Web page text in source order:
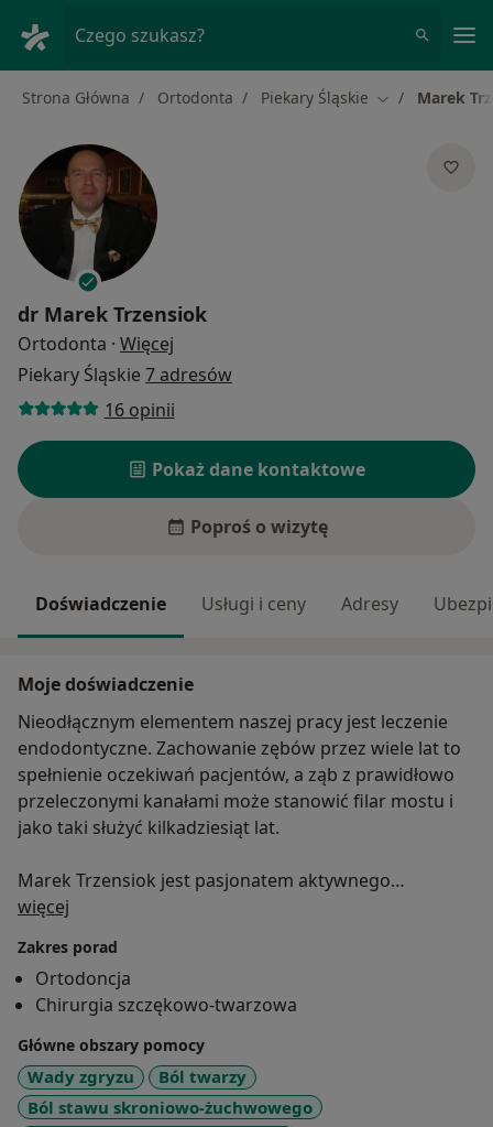
Czego szukasz?
Strona Główna Ortodonta Piekary Śląskie Zmień miasto
Marek
dr Marek Trzensiok
Ortodonta · Więcej
Piekary Śląskie 7 adresów
16 opinii
Pokaż dane kontaktowe
Poproś o wizytę
Doświadczenie Usługi i ceny Adresy
Moje doświadczenie
Nieodłącznym elementem naszej pracy jest leczenie
endodontyczne. Zachowanie zębów przez wiele lat to
spełnienie oczekiwań pacjentów, a ząb z prawidłowo
przeleczonymi kanałami może stanowić filar mostu i
jako taki służyć kilkadziesiąt lat.
Marek Trzensiok jest pasjonatem aktywnego
wypoczynku. W wolnych chwilach jest uczestnikiem
udział w wielu ciekawych przedsięwzięciach.
więcej
Zakres porad
Ortodoncja
Chirurgia szczękowo-twarzowa
Główne obszary pomocy
Wady zgryzu
Ból twarzy
Ból stawu skroniowo-żuchwowego